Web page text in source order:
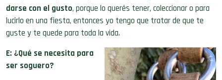
darse con el gusto, porque lo querés tener, coleccionar o para
lucirlo en una fiesta, entonces yo tengo que tratar de que te
guste y te quede para toda la vida.
E: ¿Qué se necesita para
ser soguero?